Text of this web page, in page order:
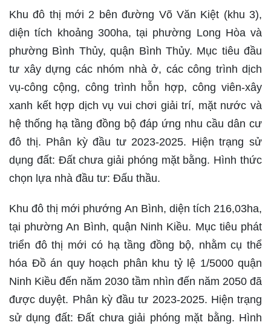
Khu đô thị mới 2 bên đường Võ Văn Kiệt (khu 3),
diện tích khoảng 300ha, tại phường Long Hòa và
phường Bình Thủy, quận Bình Thủy. Mục tiêu đầu
tư xây dựng các nhóm nhà ở, các công trình dịch
vụ-công cộng, công trình hỗn hợp, công viên-xây
xanh kết hợp dịch vụ vui chơi giải trí, mặt nước và
hệ thống hạ tầng đồng bộ đáp ứng nhu cầu dân cư
đô thị. Phân kỳ đầu tư 2023-2025. Hiện trạng sử
dụng đất: Đất chưa giải phóng mặt bằng. Hình thức
chọn lựa nhà đầu tư: Đấu thầu.
Khu đô thị mới phướng An Bình, diện tích 216,03ha,
tại phường An Bình, quận Ninh Kiều. Mục tiêu phát
triển đô thị mới có hạ tầng đồng bộ, nhằm cụ thể
hóa Đồ án quy hoạch phân khu tỷ lệ 1/5000 quận
Ninh Kiều đến năm 2030 tầm nhìn đến năm 2050 đã
được duyệt. Phân kỳ đầu tư 2023-2025. Hiện trạng
sử dụng đất: Đất chưa giải phóng mặt bằng. Hình